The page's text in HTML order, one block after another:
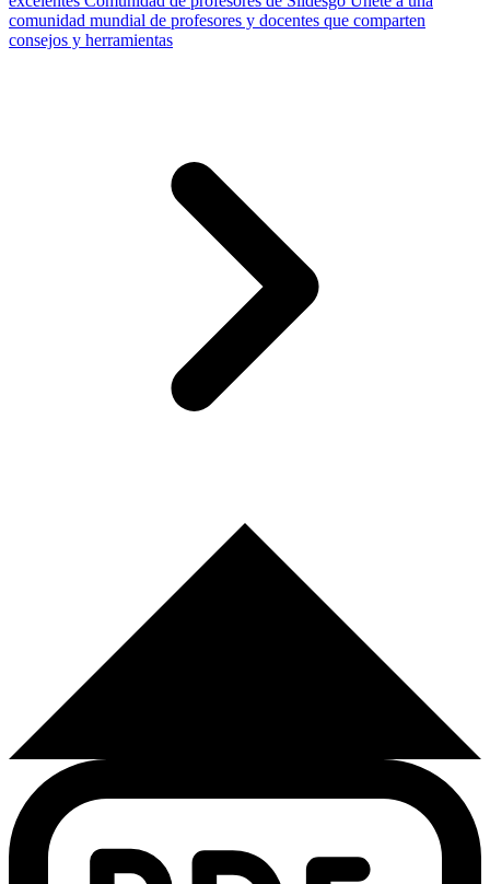
comunidad mundial de profesores y docentes que comparten
consejos y herramientas